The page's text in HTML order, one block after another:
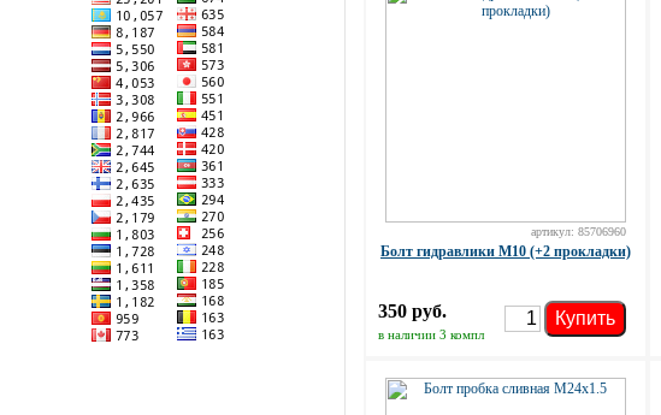
артикул: 85706960
Болт гидравлики М10 (+2 прокладки)
350 руб.
в наличии 3 компл
Купить